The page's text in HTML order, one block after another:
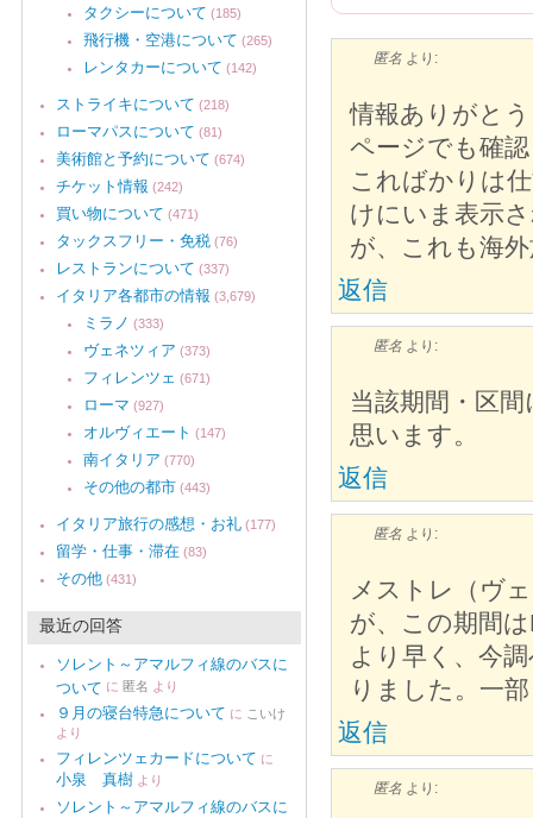
匿名 より:
情報ありがと
ページでも確
こればかりは
けにいま表示
が、これも海
返信
匿名 より:
当該期間・区
思います。
返信
匿名 より:
メストレ（ヴ
が、この期間
より早く、今
りました。一
返信
匿名 より:
タクシーについて (185)
飛行機・空港について (265)
レンタカーについて (142)
ストライキについて (218)
ローマパスについて (81)
美術館と予約について (674)
チケット情報 (242)
買い物について (471)
タックスフリー・免税 (76)
レストランについて (337)
イタリア各都市の情報 (3,679)
ミラノ (333)
ヴェネツィア (373)
フィレンツェ (671)
ローマ (927)
オルヴィエート (147)
南イタリア (770)
その他の都市 (443)
イタリア旅行の感想・お礼 (177)
留学・仕事・滞在 (83)
その他 (431)
最近の回答
ソレント～アマルフィ線のバスに
ついて に 匿名 より
９月の寝台特急について に こいけ
より
フィレンツェカードについて に
小泉 真樹 より
ソレント～アマルフィ線のバスに